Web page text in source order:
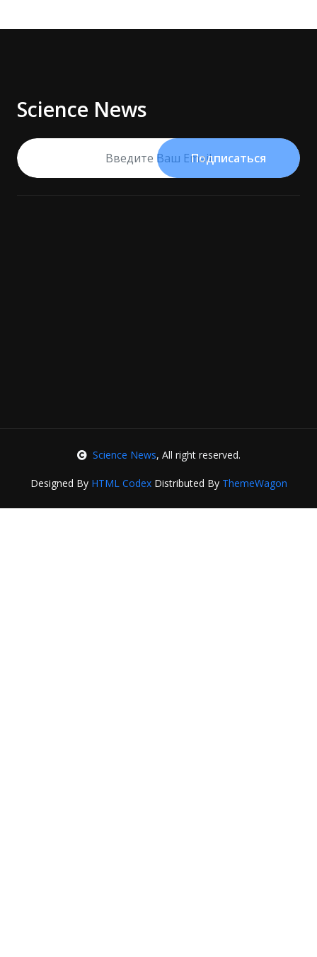
Science News
Подписаться
Science News, All right reserved.
Designed By HTML CodexDistributed By ThemeWagon